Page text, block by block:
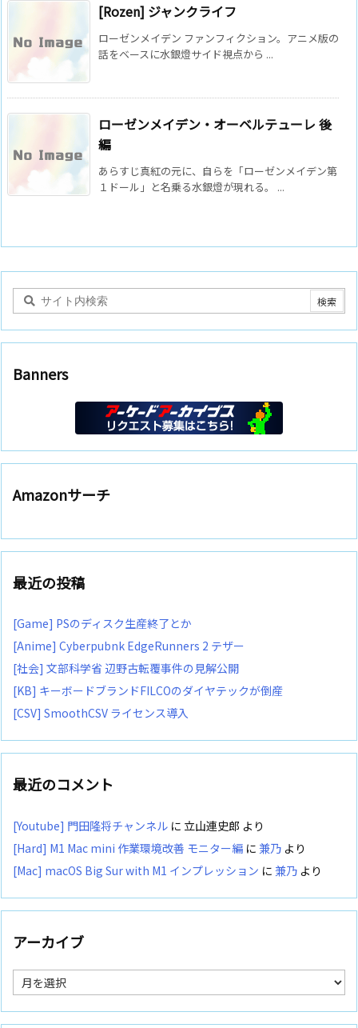
[Rozen] ジャンクライフ
ローゼンメイデン ファンフィクション。アニメ版の
話をベースに水銀燈サイド視点から ...
ローゼンメイデン・オーベルテューレ 後
編
あらすじ真紅の元に、自らを「ローゼンメイデン第
１ドール」と名乗る水銀燈が現れる。 ...
Banners
Amazonサーチ
最近の投稿
[Game] PSのディスク生産終了とか
[Anime] Cyberpubnk EdgeRunners 2 テザー
[社会] 文部科学省 辺野古転覆事件の見解公開
[KB] キーボードブランドFILCOのダイヤテックが倒産
[CSV] SmoothCSV ライセンス導入
最近のコメント
[Youtube] 門田隆将チャンネル に 立山連史郎 より
[Hard] M1 Mac mini 作業環境改善 モニター編 に 兼乃 より
[Mac] macOS Big Sur with M1 インプレッション に 兼乃 より
アーカイブ
ア
ー
カ